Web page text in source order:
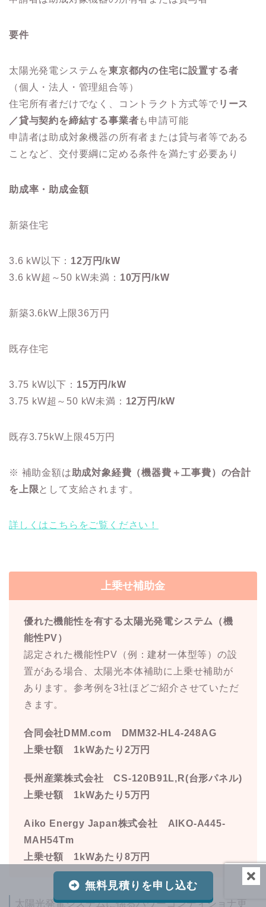
要件
太陽光発電システムを東京都内の住宅に設置する者
（個人・法人・管理組合等）
住宅所有者だけでなく、コントラクト方式等で リース
／貸与契約を締結する事業者も申請可能
申請者は助成対象機器の所有者または貸与者等である
ことなど、交付要綱に定める条件を満たす必要あり
助成率・助成金額
新築住宅
3.6 kW以下： 12万円/kW
3.6 kW超～50 kW未満： 10万円/kW
新築3.6kW上限36万円
既存住宅
3.75 kW以下： 15万円/kW
3.75 kW超～50 kW未満： 12万円/kW
既存3.75kW上限45万円
※ 補助金額は助成対象経費（機器費＋工事費）の合計
を上限 として支給されます。
詳しくはこちらをご覧ください！
上乗せ補助金
優れた機能性を有する太陽光発電システム（機
能性PV）
認定された機能性PV（例：建材一体型等）の設
置がある場合、太陽光本体補助に上乗せ補助が
あります。参考例を3社ほどご紹介させていただ
きます。
合同会社DMM.com DMM32-HL4-248AG
上乗せ額 1kWあたり2万円
長州産業株式会社 CS-120B91L,R(台形パネル)
上乗せ額 1kWあたり5万円
Aiko Energy Japan株式会社 AIKO-A445-
MAH54Tm
上乗せ額 1kWあたり8万円
太陽光発電システムに係るパワーコンディショナ更
無料見積りを申し込む